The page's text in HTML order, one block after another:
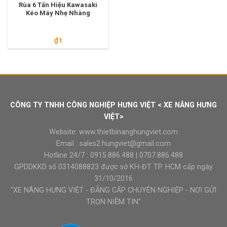
Rùa 6 Tấn Hiệu Kawasaki
Kéo Máy Nhẹ Nhàng
₫1
CÔNG TY TNHH CÔNG NGHIỆP HƯNG VIỆT < XE NÂNG HƯNG
VIỆT>
Website: www.thietbinanghungviet.com
Email : sales2.hungviet@gmail.com
Hotline 24/7 : 0915.886.488
0707.886.488
GPDDKKD số 0314088823 được sở KH-ĐT TP. HCM cấp ngày
31/10/2016
"XE NÂNG HƯNG VIỆT - ĐẲNG CẤP CHUYÊN NGHIỆP - NƠI GỬI
TRỌN NIỀM TIN"